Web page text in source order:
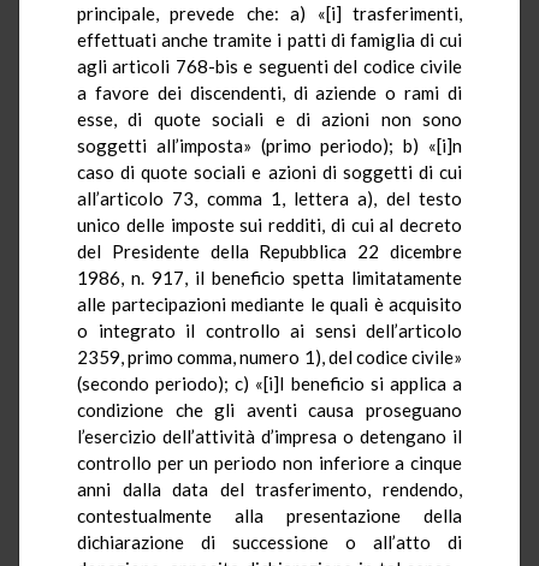
principale, prevede che: a) «[i] trasferimenti,
effettuati anche tramite i patti di famiglia di cui
agli articoli 768-bis e seguenti del codice civile
a favore dei discendenti, di aziende o rami di
esse, di quote sociali e di azioni non sono
soggetti all’imposta» (primo periodo); b) «[i]n
caso di quote sociali e azioni di soggetti di cui
all’articolo 73, comma 1, lettera a), del testo
unico delle imposte sui redditi, di cui al decreto
del Presidente della Repubblica 22 dicembre
1986, n. 917, il beneficio spetta limitatamente
alle partecipazioni mediante le quali è acquisito
o integrato il controllo ai sensi dell’articolo
2359, primo comma, numero 1), del codice civile»
(secondo periodo); c) «[i]l beneficio si applica a
condizione che gli aventi causa proseguano
l’esercizio dell’attività d’impresa o detengano il
controllo per un periodo non inferiore a cinque
anni dalla data del trasferimento, rendendo,
contestualmente alla presentazione della
dichiarazione di successione o all’atto di